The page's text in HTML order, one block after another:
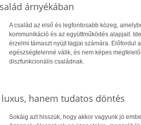
árnyékában
A család az első és legfontosabb közeg,
kommunikáció és az együttműködés alapjait.
érzelmi támaszt nyújt tagjai számára. Előfordul
egészségtelenné válik, és nem képes
diszfunkcionális családnak.
hanem tudatos döntés
Sokáig azt hisszük, hogy akkor vagyunk jó